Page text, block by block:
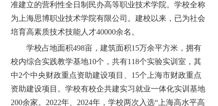
准建立的营利性全日制民办高等职业技术学院。学校全称
为上海思博职业技术学院有限公司。建校以来，已为社会
培育高素质技术技能人才40000余名。
学校占地面积498亩，建筑面积15万余平方米，拥有
校内综合实践教学基地10个，共有118个实验实训室，其
中2个中央财政重点资助建设项目、15个上海市财政重点
资助建设项目。学校有校企共建实习就业一体化实训基地
200余家。2022年、2024年，学校两次入选“上海高水平高